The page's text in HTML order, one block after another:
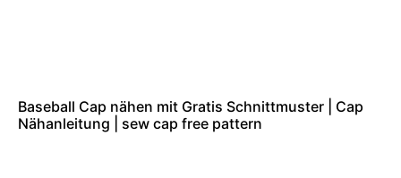
Baseball Cap nähen mit Gratis Schnittmuster | Cap
Nähanleitung | sew cap free pattern